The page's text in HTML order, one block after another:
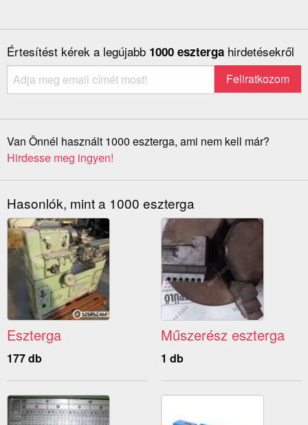
Értesítést kérek a legújabb 1000 eszterga hirdetésekről
Van Önnél használt 1000 eszterga, ami nem kell már?
Hirdesse meg ingyen!
Hasonlók, mint a 1000 eszterga
Eszterga
177 db
Műszerész eszterga
1 db